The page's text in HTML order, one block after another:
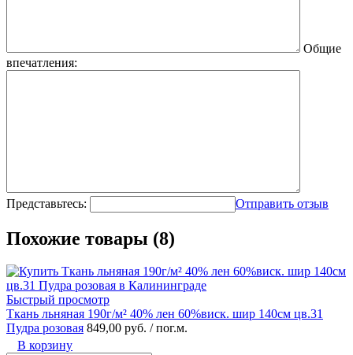
Общие
впечатления:
Представьтесь: Отправить отзыв
Похожие товары (8)
Быстрый просмотр
Ткань льняная 190г/м² 40% лен 60%виск. шир 140см цв.31
Пудра розовая 849,00 руб. / пог.м.
В корзину